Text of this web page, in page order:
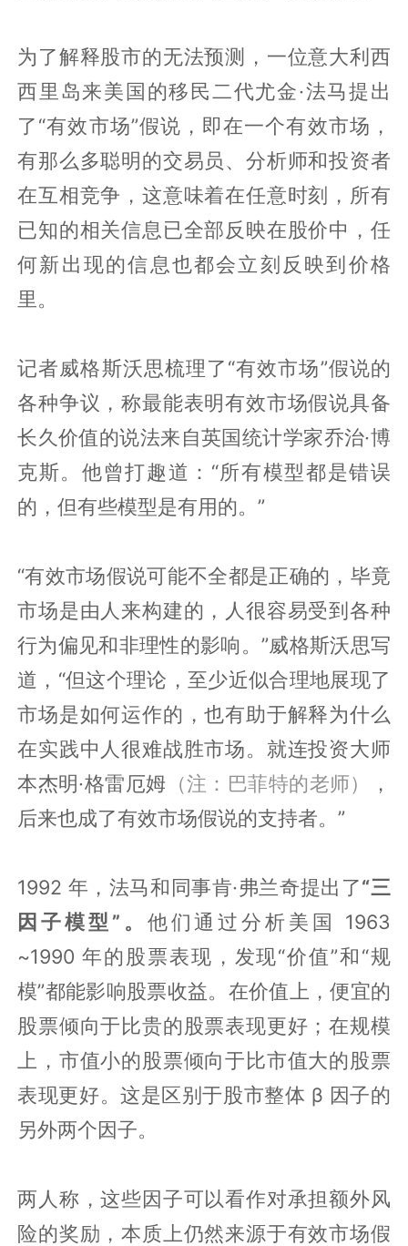
为了解释股市的无法预测，一位意大利西
西里岛来美国的移民二代尤金·法马提出
了“有效市场”假说，即在一个有效市场，
有那么多聪明的交易员、分析师和投资者
在互相竞争，这意味着在任意时刻，所有
已知的相关信息已全部反映在股价中，任
何新出现的信息也都会立刻反映到价格
里。
记者威格斯沃思梳理了“有效市场”假说的
各种争议，称最能表明有效市场假说具备
长久价值的说法来自英国统计学家乔治·博
克斯。他曾打趣道：“所有模型都是错误
的，但有些模型是有用的。”
“有效市场假说可能不全都是正确的，毕竟
市场是由人来构建的，人很容易受到各种
行为偏见和非理性的影响。”威格斯沃思写
道，“但这个理论，至少近似合理地展现了
市场是如何运作的，也有助于解释为什么
在实践中人很难战胜市场。就连投资大师
本杰明·格雷厄姆 （注：巴菲特的老师）
，
后来也成了有效市场假说的支持者。”
1992 年，法马和同事肯·弗兰奇提出了“三
因子模型”。 他们通过分析美国 1963
~1990 年的股票表现，发现“价值”和“规
模”都能影响股票收益。在价值上，便宜的
股票倾向于比贵的股票表现更好；在规模
上，市值小的股票倾向于比市值大的股票
表现更好。这是区别于股市整体 β 因子的
另外两个因子。
两人称，这些因子可以看作对承担额外风
险的奖励，本质上仍然来源于有效市场假